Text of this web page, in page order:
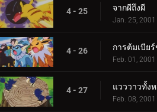
4 - 25 จากผีถึงผี
Jan. 25, 2001
4 - 26 การต้มเบีย
Feb. 01, 2001
4 - 27 แวววาวทั้ง
Feb. 08, 2001